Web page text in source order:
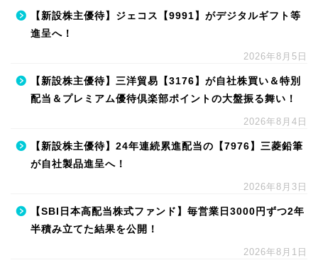
【新設株主優待】ジェコス【9991】がデジタルギフト等
進呈へ！
2026年8月5日
【新設株主優待】三洋貿易【3176】が自社株買い＆特別
配当＆プレミアム優待倶楽部ポイントの大盤振る舞い！
2026年8月4日
【新設株主優待】24年連続累進配当の【7976】三菱鉛筆
が自社製品進呈へ！
2026年8月3日
【SBI日本高配当株式ファンド】毎営業日3000円ずつ2年
半積み立てた結果を公開！
2026年8月1日